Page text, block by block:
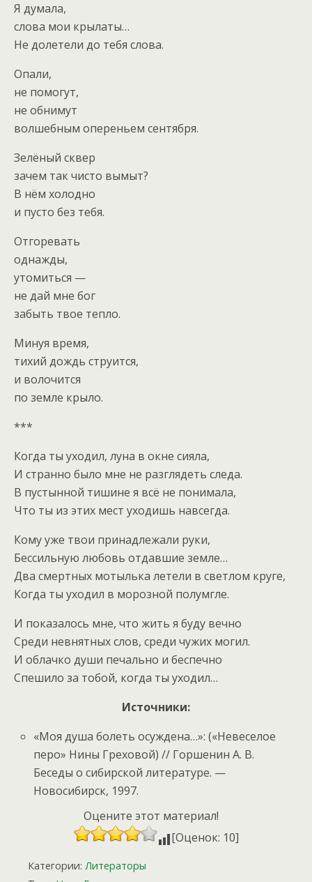
Я думала,
слова мои крылаты…
Не долетели до тебя слова.
Опали,
не помогут,
не обнимут
волшебным опереньем сентября.
Зелёный сквер
зачем так чисто вымыт?
В нём холодно
и пусто без тебя.
Отгоревать
однажды,
утомиться —
не дай мне бог
забыть твое тепло.
Минуя время,
тихий дождь струится,
и волочится
по земле крыло.
***
Когда ты уходил, луна в окне сияла,
И странно было мне не разглядеть следа.
В пустынной тишине я всё не понимала,
Что ты из этих мест уходишь навсегда.
Кому уже твои принадлежали руки,
Бессильную любовь отдавшие земле…
Два смертных мотылька летели в светлом круге,
Когда ты уходил в морозной полумгле.
И показалось мне, что жить я буду вечно
Среди невнятных слов, среди чужих могил.
И облачко души печально и беспечно
Спешило за тобой, когда ты уходил…
Источники:
«Моя душа болеть осуждена…»: («Невеселое
перо» Нины Греховой) // Горшенин А. В.
Беседы о сибирской литературе. —
Новосибирск, 1997.
Оцените этот материал!
[Оценок: 10]
Категории: Литераторы